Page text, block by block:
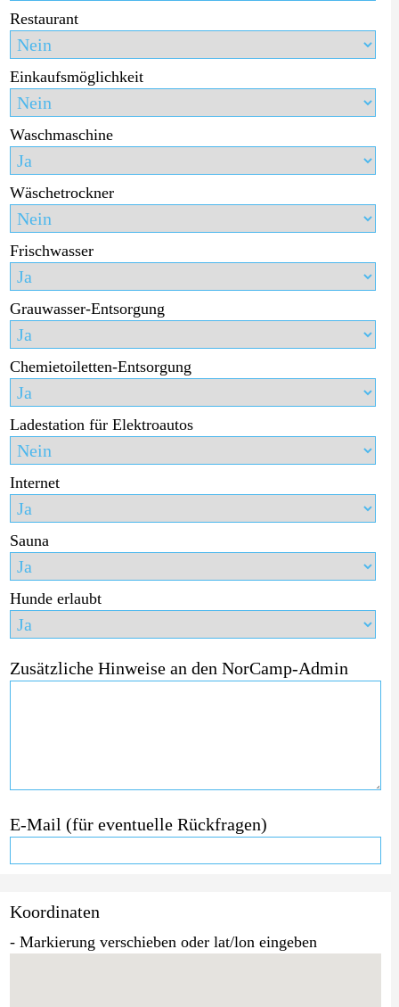
Restaurant
Einkaufsmöglichkeit
Waschmaschine
Wäschetrockner
Frischwasser
Grauwasser-Entsorgung
Chemietoiletten-Entsorgung
Ladestation für Elektroautos
Internet
Sauna
Hunde erlaubt
Zusätzliche Hinweise an den NorCamp-Admin
E-Mail (für eventuelle Rückfragen)
Koordinaten
- Markierung verschieben oder lat/lon eingeben